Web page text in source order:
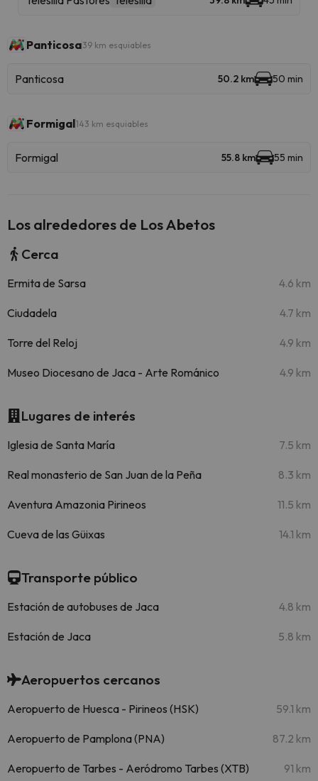
Panticosa39 km esquiables
Panticosa 50.2 km 50 min
Formigal143 km esquiables
Formigal 55.8 km 55 min
Los alrededores de Los Abetos
Cerca
Ermita de Sarsa 4.6 km
Ciudadela 4.7 km
Torre del Reloj 4.9 km
Museo Diocesano de Jaca - Arte Románico 4.9 km
Lugares de interés
Iglesia de Santa María 7.5 km
Real monasterio de San Juan de la Peña 8.3 km
Aventura Amazonia Pirineos 11.5 km
Cueva de las Güixas 14.1 km
Transporte público
Estación de autobuses de Jaca 4.8 km
Estación de Jaca 5.8 km
Aeropuertos cercanos
Aeropuerto de Huesca - Pirineos (HSK) 59.1 km
Aeropuerto de Pamplona (PNA) 87.2 km
Aeropuerto de Tarbes - Aeródromo Tarbes (XTB) 91 km